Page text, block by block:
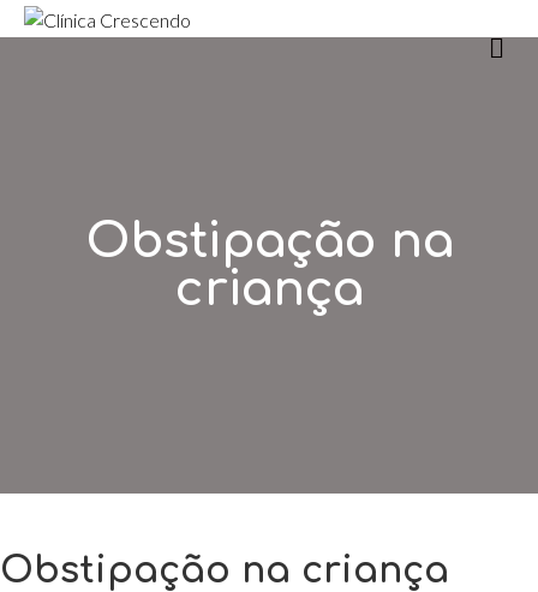
Obstipação na
criança
Obstipação na criança